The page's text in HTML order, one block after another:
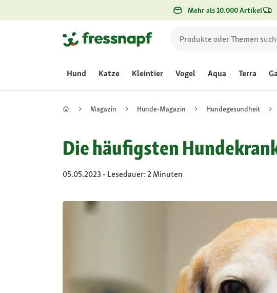
Mehr als 10.000 Artikel
Hund Katze Kleintier Vogel Aqua Terra
Magazin Hunde-Magazin Hundegesundheit
Die häufigsten
05.05.2023 - Lesedauer: 2 Minuten